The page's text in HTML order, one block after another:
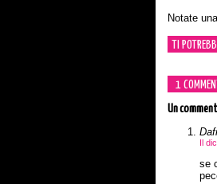
Notate
TI
1
Un
Dafi
Il
se